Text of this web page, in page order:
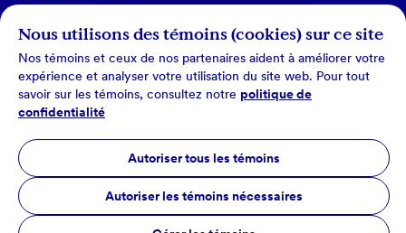
Nous utilisons des témoins (cookies) sur ce site
Nos témoins et ceux de nos partenaires aident à améliorer votre
expérience et analyser votre utilisation du site web. Pour tout
savoir sur les témoins, consultez notre politique de
confidentialité
Autoriser tous les témoins
Autoriser les témoins nécessaires
Conditions d’utilisation
Politique de confidentialité
©Les Producteurs de lait du Québec